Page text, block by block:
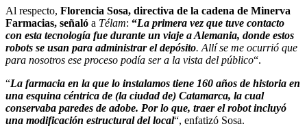
Al respecto, Florencia Sosa, directiva de la cadena de Minerva
Farmacias, señaló a Télam: “La primera vez que tuve contacto
con esta tecnología fue durante un viaje a Alemania, donde estos
robots se usan para administrar el depósito. Allí se me ocurrió que
para nosotros ese proceso podía ser a la vista del público“.
“La farmacia en la que lo instalamos tiene 160 años de historia en
una esquina céntrica de (la ciudad de) Catamarca, la cual
conservaba paredes de adobe. Por lo que, traer el robot incluyó
una modificación estructural del local“, enfatizó Sosa.